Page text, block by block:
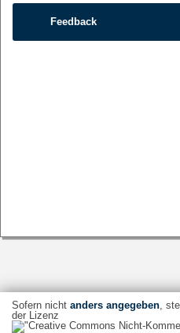
Feedback
Sofern nicht anders angegeben,
der Lizenz